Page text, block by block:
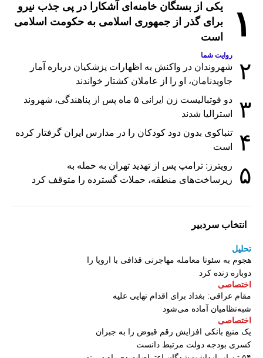
۱
یکی از بستگان خامنه‌ای آشکارا در پی جذب نیرو
برای گذر از جمهوری اسلامی به حکومت اسلامی
است
۲
روایت شما
شهروندان در واکنش به اظهارات پزشکیان درباره آمار
جاویدنامان، او را از عاملان کشتار خواندند
۳
دو فوتبالیست زن ایرانی ۵ ماه پس از پناهندگی، شهروند
استرالیا شدند
۴
تنباکوی بدون دود کودکان را در مدارس ایران گرفتار کرده
است
۵
رویترز: ترامپ پس از تهدید تهران به حمله به
زیرساخت‌های منطقه، حملات گسترده را متوقف کرد
انتخاب سردبیر
تحلیل
هجوم به سئوتا معامله مهاجرتی قذافی با اروپا را
دوباره زنده کرد
اختصاصی
مقام عراقی: بغداد برای اقدام نهایی علیه
شبه‌نظامیان آماده می‌شود
اختصاصی
یک منبع بانکی افزایش رقم قبوض را به جبران
کسری بودجه دولت مرتبط دانست